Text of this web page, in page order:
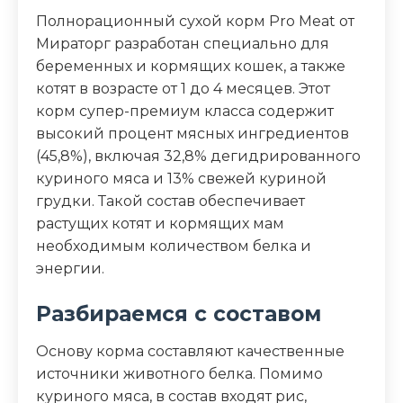
соль, масло огуречника, коровье
молозиво, экстракт Юкки Шидигера
Аналитический состав
протеин – 40,0%, жир – 20,0%, зола – 7,5%,
клетчатка – 1,0%, кальций – 1,2%, фосфор –
0,9%, Омега 3 – 1,1%, Омега 6 – 2,9%, влага
– 5,5%
Дополнительные ингредиенты
лососевый жир, семена льна, масло
Юкки Шидигера
Пищевая ценность
Белок (%)
Полнорационный сухой корм Pro Meat от
Мираторг разработан специально для
беременных и кормящих кошек, а также
котят в возрасте от 1 до 4 месяцев. Этот
корм супер-премиум класса содержит
высокий процент мясных ингредиентов
(45,8%), включая 32,8% дегидрированного
куриного мяса и 13% свежей куриной
грудки. Такой состав обеспечивает
растущих котят и кормящих мам
необходимым количеством белка и
энергии.
Разбираемся с составом
Основу корма составляют качественные
источники животного белка. Помимо
куриного мяса, в состав входят рис,